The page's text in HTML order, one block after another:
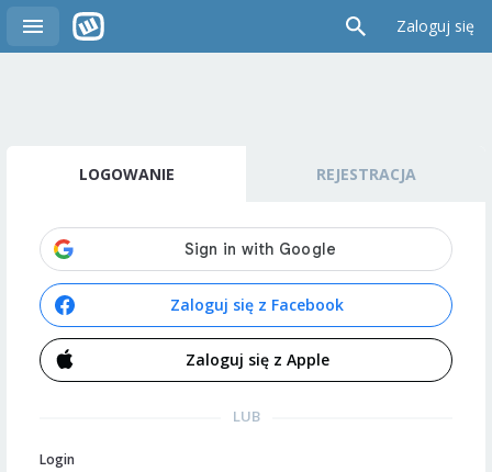
Zaloguj się
LOGOWANIE REJESTRACJA
Zaloguj się z Facebook
Zaloguj się z Apple
LUB
Login